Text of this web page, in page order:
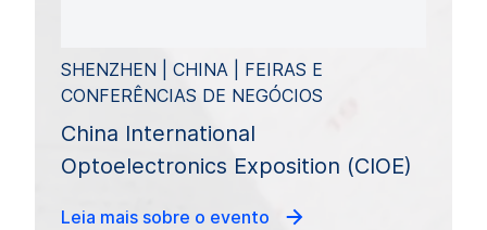
SHENZHEN | CHINA | FEIRAS E
CONFERÊNCIAS DE NEGÓCIOS
China International
Optoelectronics Exposition (CIOE)
Leia mais sobre o evento